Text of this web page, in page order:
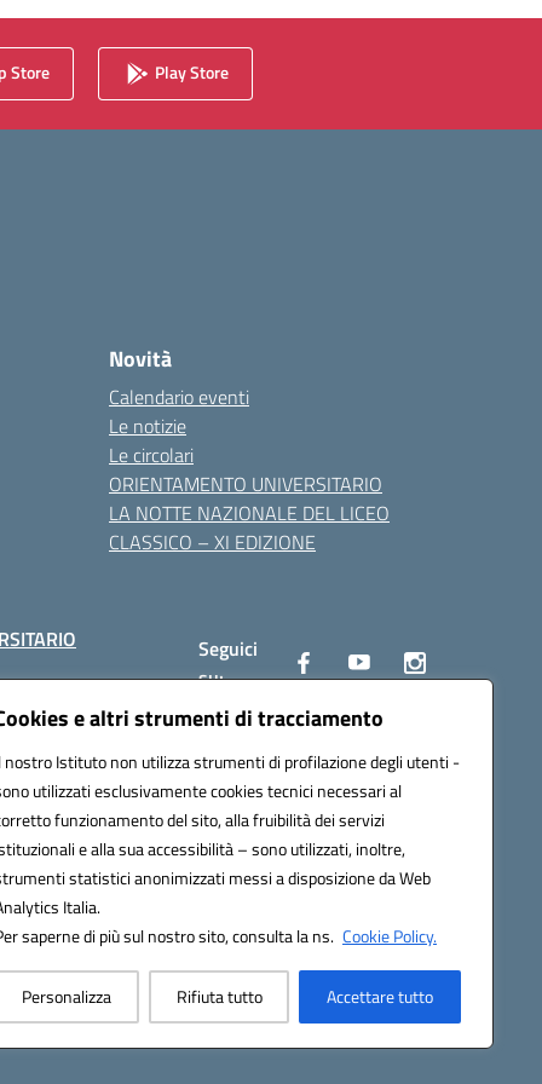
e altri strumenti di tracciamento
nostro Istituto non utilizza strumenti di profilazione degli utenti -
utilizzati esclusivamente cookies tecnici necessari al
funzionamento del sito, alla fruibilità dei servizi
e alla sua accessibilità – sono utilizzati, inoltre,
statistici anonimizzati messi a disposizione da Web
Italia.
saperne di più sul nostro sito, consulta la ns. Cookie Policy.
Personalizza Rifiuta tutto Accettare tutto
Store Play Store
Novità
Calendario eventi
Le notizie
Le circolari
ORIENTAMENTO UNIVERSITARIO
LA NOTTE NAZIONALE DEL LICEO
CLASSICO – XI EDIZIONE
Seguici
su: